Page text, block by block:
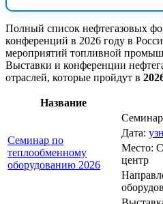
Полный список нефтегазовых
конференций в 2026 году в
мероприятий топливной
Выставки и конференции
отраслей, которые пройдут в
Название
Семинар по
теплообменному
оборудованию 2026
Семинар
Дата:
Место:
центр